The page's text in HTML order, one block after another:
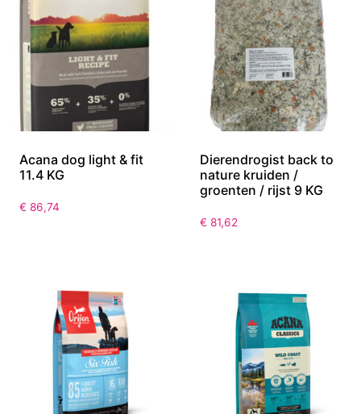
Acana dog light & fit
11.4 KG
€ 86,74
Dierendrogist back to
nature kruiden /
groenten / rijst 9 KG
€ 81,62